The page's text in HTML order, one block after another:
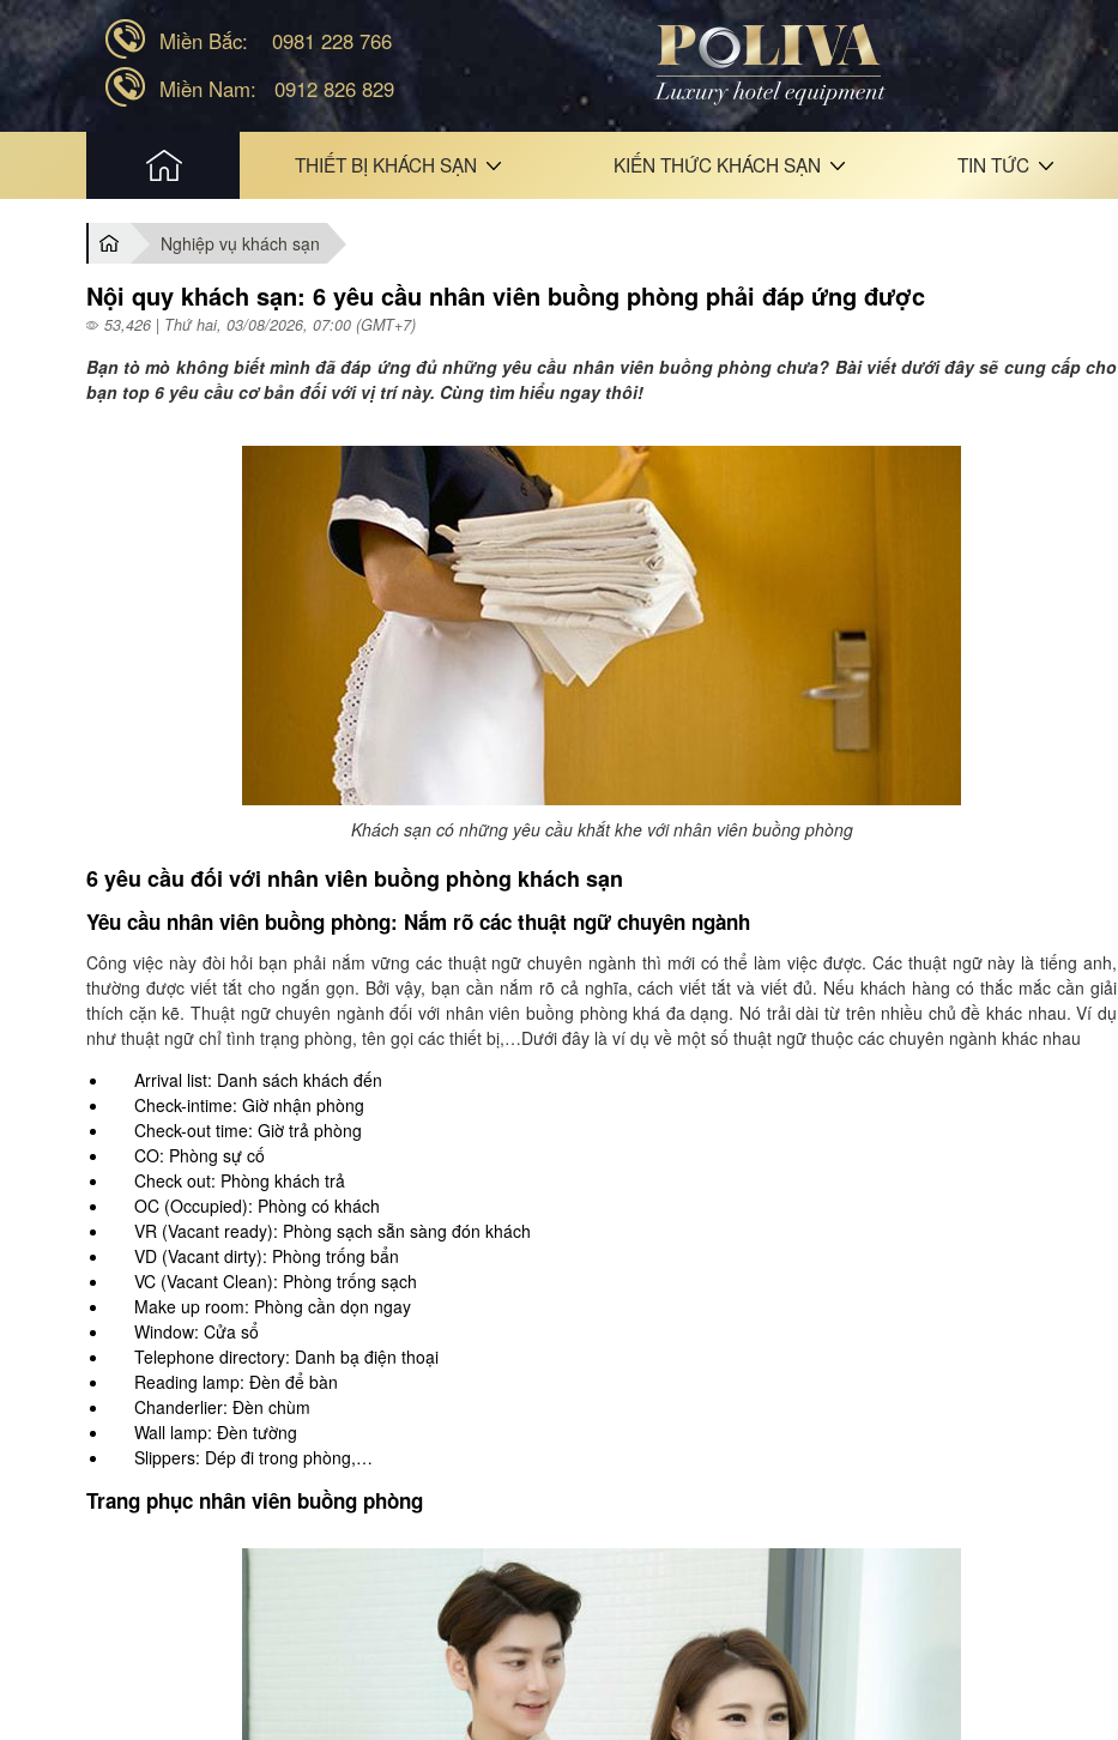
Miền Bắc:
0981 228 766
Miền Nam:
0912 826 829
THIẾT BỊ KHÁCH SẠN KIẾN THỨC KHÁCH SẠN TIN TỨC
Nghiệp vụ khách sạn
Nội quy khách sạn: 6 yêu cầu nhân viên buồng phòng phải đáp ứng được
53,426 | Thứ hai, 03/08/2026, 07:00 (GMT+7)
Bạn tò mò không biết mình đã đáp ứng đủ những yêu cầu nhân viên buồng phòng chưa? Bài viết dưới đây sẽ cung cấp cho
bạn top 6 yêu cầu cơ bản đối với vị trí này. Cùng tìm hiểu ngay thôi!
Khách sạn có những yêu cầu khắt khe với nhân viên buồng phòng
6 yêu cầu đối với nhân viên buồng phòng khách sạn
Yêu cầu nhân viên buồng phòng: Nắm rõ các thuật ngữ chuyên ngành
Công việc này đòi hỏi bạn phải nắm vững các thuật ngữ chuyên ngành thì mới có thể làm việc được. Các thuật ngữ này là tiếng anh,
thường được viết tắt cho ngắn gọn. Bởi vậy, bạn cần nắm rõ cả nghĩa, cách viết tắt và viết đủ. Nếu khách hàng có thắc mắc cần giải
thích cặn kẽ. Thuật ngữ chuyên ngành đối với nhân viên buồng phòng khá đa dạng. Nó trải dài từ trên nhiều chủ đề khác nhau. Ví dụ
như thuật ngữ chỉ tình trạng phòng, tên gọi các thiết bị,…Dưới đây là ví dụ về một số thuật ngữ thuộc các chuyên ngành khác nhau
Arrival list: Danh sách khách đến
Check-intime: Giờ nhận phòng
Check-out time: Giờ trả phòng
CO: Phòng sự cố
Check out: Phòng khách trả
OC (Occupied): Phòng có khách
VR (Vacant ready): Phòng sạch sẵn sàng đón khách
VD (Vacant dirty): Phòng trống bẩn
VC (Vacant Clean): Phòng trống sạch
Make up room: Phòng cần dọn ngay
Window: Cửa sổ
Telephone directory: Danh bạ điện thoại
Reading lamp: Đèn để bàn
Chanderlier: Đèn chùm
Wall lamp: Đèn tường
Slippers: Dép đi trong phòng,…
Trang phục nhân viên buồng phòng